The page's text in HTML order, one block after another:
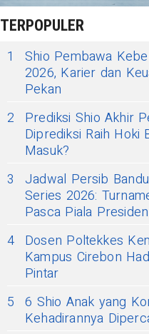
TERPOPULER
1
Shio Pembawa
2026, Karier dan
Pekan
2
Prediksi Shio Akhir
Diprediksi Raih Hoki
Masuk?
3
Jadwal Persib
Series 2026:
Pasca Piala Presiden
4 Dosen Poltekkes
Kampus Cirebon
Pintar
5 6 Shio Anak yang
Kehadirannya